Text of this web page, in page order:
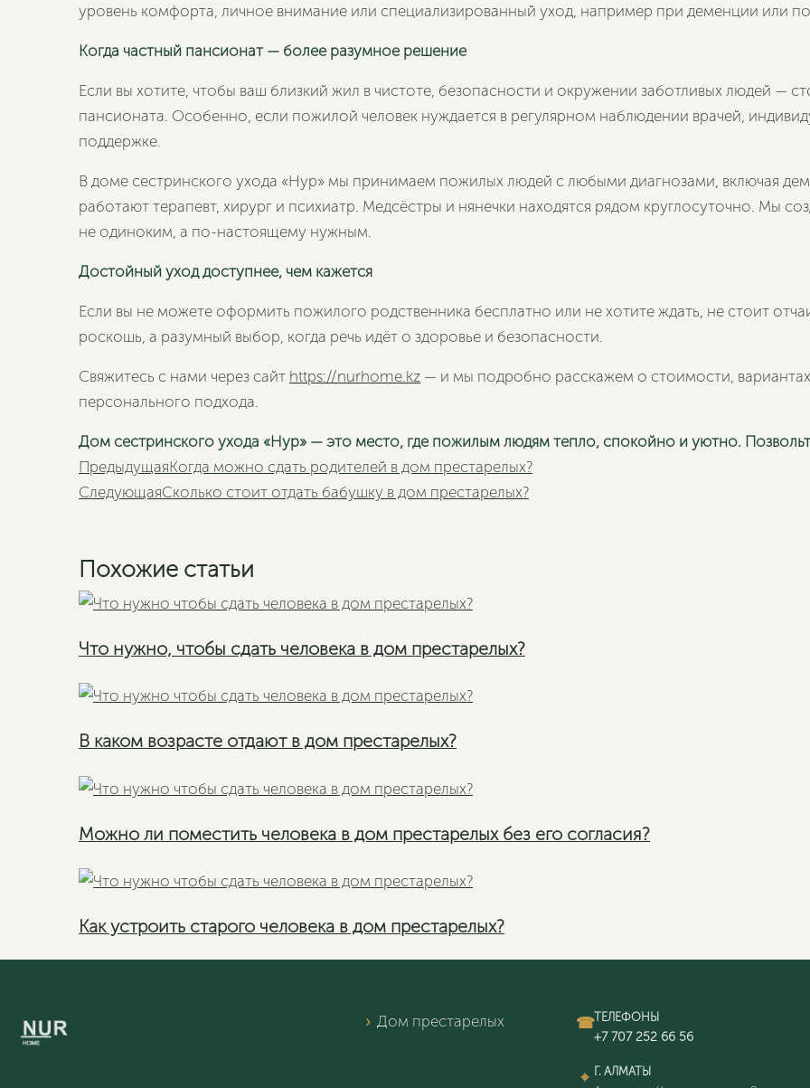
уровень комфорта, личное внимание или специализированный уход, например при деменции или
Когда частный пансионат — более разумное решение
Если вы хотите, чтобы ваш близкий жил в чистоте, безопасности и окружении заботливых людей —
пансионата. Особенно, если пожилой человек нуждается в регулярном наблюдении врачей,
поддержке.
В доме сестринского ухода «Нур» мы принимаем пожилых людей с любыми диагнозами, включая
работают терапевт, хирург и психиатр. Медсёстры и нянечки находятся рядом круглосуточно. Мы
не одиноким, а по-настоящему нужным.
Достойный уход доступнее, чем кажется
Если вы не можете оформить пожилого родственника бесплатно или не хотите ждать, не стоит
роскошь, а разумный выбор, когда речь идёт о здоровье и безопасности.
Свяжитесь с нами через сайт https://nurhome.kz — и мы подробно расскажем о стоимости,
персонального подхода.
Дом сестринского ухода «Нур» — это место, где пожилым людям тепло, спокойно и уютно.
Пред
ПредыдущаяКогда можно сдать родителей в дом престарелых?
СледующаяСколько стоит отдать бабушку в дом престарелых?Следующая
Похожие статьи
Что нужно, чтобы сдать человека в дом престарелых?
В каком возрасте отдают в дом престарелых?
Можно ли поместить человека в дом престарелых без его согласия?
Как устроить старого человека в дом престарелых?
Дом престарелых ТЕЛЕФОНЫ
Г. АЛМАТЫ